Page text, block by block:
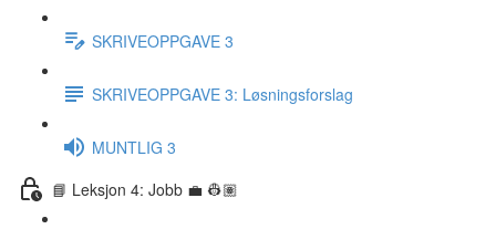
SKRIVEOPPGAVE 3
SKRIVEOPPGAVE 3: Løsningsforslag
MUNTLIG 3
📘 Leksjon 4: Jobb 💼 👷🏽